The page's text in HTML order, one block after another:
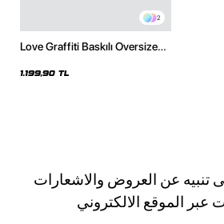
2
Love Graffiti Baskılı Oversize
1.199,90 TL
تنبيه عن العروض والاشعارات
عبر الموقع الالكتروني